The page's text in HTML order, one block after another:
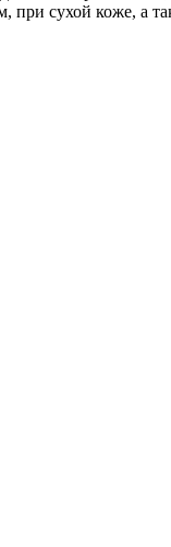
сухой коже, а